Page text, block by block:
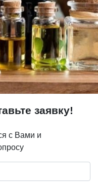
заявку!
с Вами и